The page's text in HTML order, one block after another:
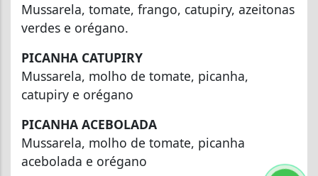
Mussarela, tomate, frango, catupiry, azeitonas
verdes e orégano.
PICANHA CATUPIRY
Mussarela, molho de tomate, picanha,
catupiry e orégano
PICANHA ACEBOLADA
Mussarela, molho de tomate, picanha
acebolada e orégano